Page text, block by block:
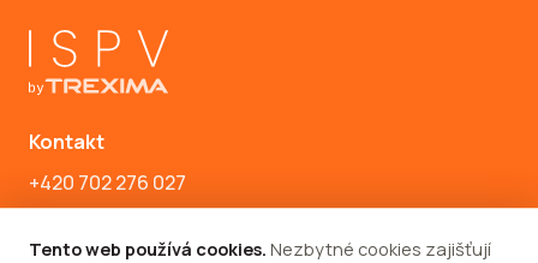
Kontakt
+420 702 276 027
Všeobecné obchodní podmínky
Tento web používá cookies. Nezbytné cookies zajišťují